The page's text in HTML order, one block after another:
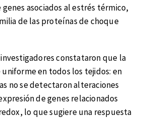
asociados al estrés térmico,
de las proteínas de choque
constataron que la
en todos los tejidos: en
no se detectaron alteraciones
de genes relacionados
lo que sugiere una respuesta